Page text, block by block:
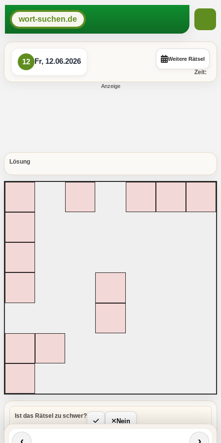
wort-suchen.de
12 Fr, 12.06.2026 Weitere Rätsel
Zeit:
Lösung
Ist das Rätsel zu schwer?
Nein